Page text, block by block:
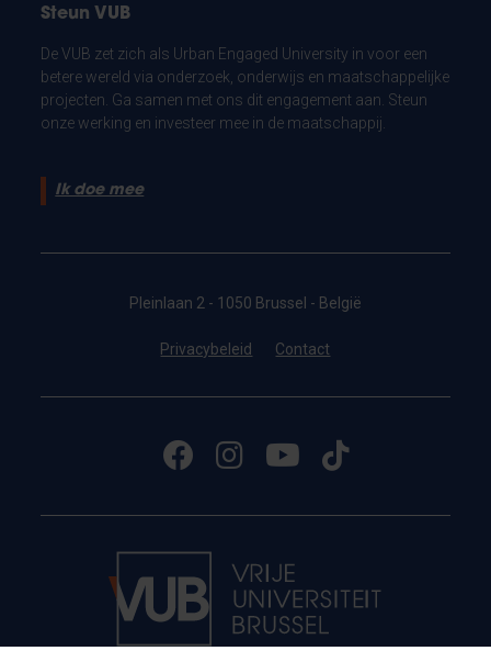
Steun VUB
De VUB zet zich als Urban Engaged University in voor een
betere wereld via onderzoek, onderwijs en maatschappelijke
projecten. Ga samen met ons dit engagement aan. Steun
onze werking en investeer mee in de maatschappij.
Ik doe mee
Pleinlaan 2 - 1050 Brussel - België
Privacybeleid Contact